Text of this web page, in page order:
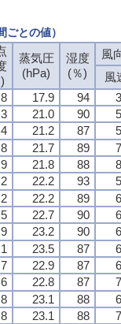
との値）
蒸気圧
(hPa)
湿度
(％)
風
風
17.9 94
21.0 90
21.2 87
21.7 89
21.8 88
22.2 93
22.2 89
22.7 90
23.2 90
23.5 87
22.9 87
22.8 87
23.1 88
23.1 88